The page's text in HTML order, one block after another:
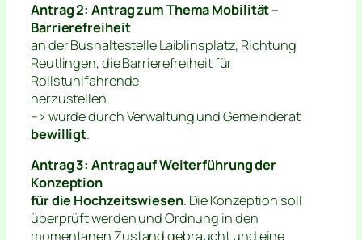
Antrag 2: Antrag zum Thema Mobilität–
Barrierefreiheit
an der Bushaltestelle Laiblinsplatz, Richtung
Reutlingen, die Barrierefreiheit für
Rollstuhlfahrende
herzustellen.
–> wurde durch Verwaltung und Gemeinderat
bewilligt.
Antrag 3: Antrag auf Weiterführung der
Konzeption
für die Hochzeitswiesen. Die Konzeption soll
überprüft werden und Ordnung in den
momentanen Zustand gebraucht und eine